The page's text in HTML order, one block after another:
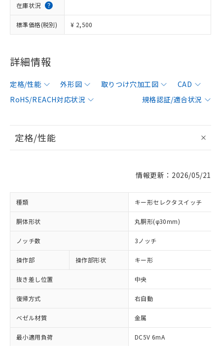
在庫状況
標準価格(税別) ¥ 2,500
詳細情報
定格/性能 外形図 取りつけ穴加工図
CAD
RoHS/REACH対応状況
規格認証/適合状況
定格/性能
情報更新：2026/05/21
種類 キー形セレクタスイッチ
胴体形状 丸胴形(φ30mm)
ノッチ数 3ノッチ
操作部 操作部形状 キー形
抜き差し位置 中央
復帰方式 右自動
ベゼル材質 金属
最小適用負荷 DC5V 6mA